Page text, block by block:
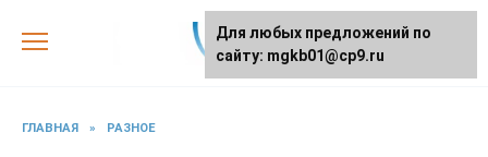
ГЛАВНАЯ » РАЗНОЕ
Для любых предложений по
сайту: mgkb01@cp9.ru